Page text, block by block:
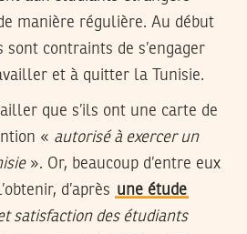
manière régulière. Au début
contraints de s’engager
et à quitter la Tunisie.
que s’ils ont une carte de
« autorisé à exercer un
». Or, beaucoup d’entre eux
d’après une étude
satisfaction des étudiants